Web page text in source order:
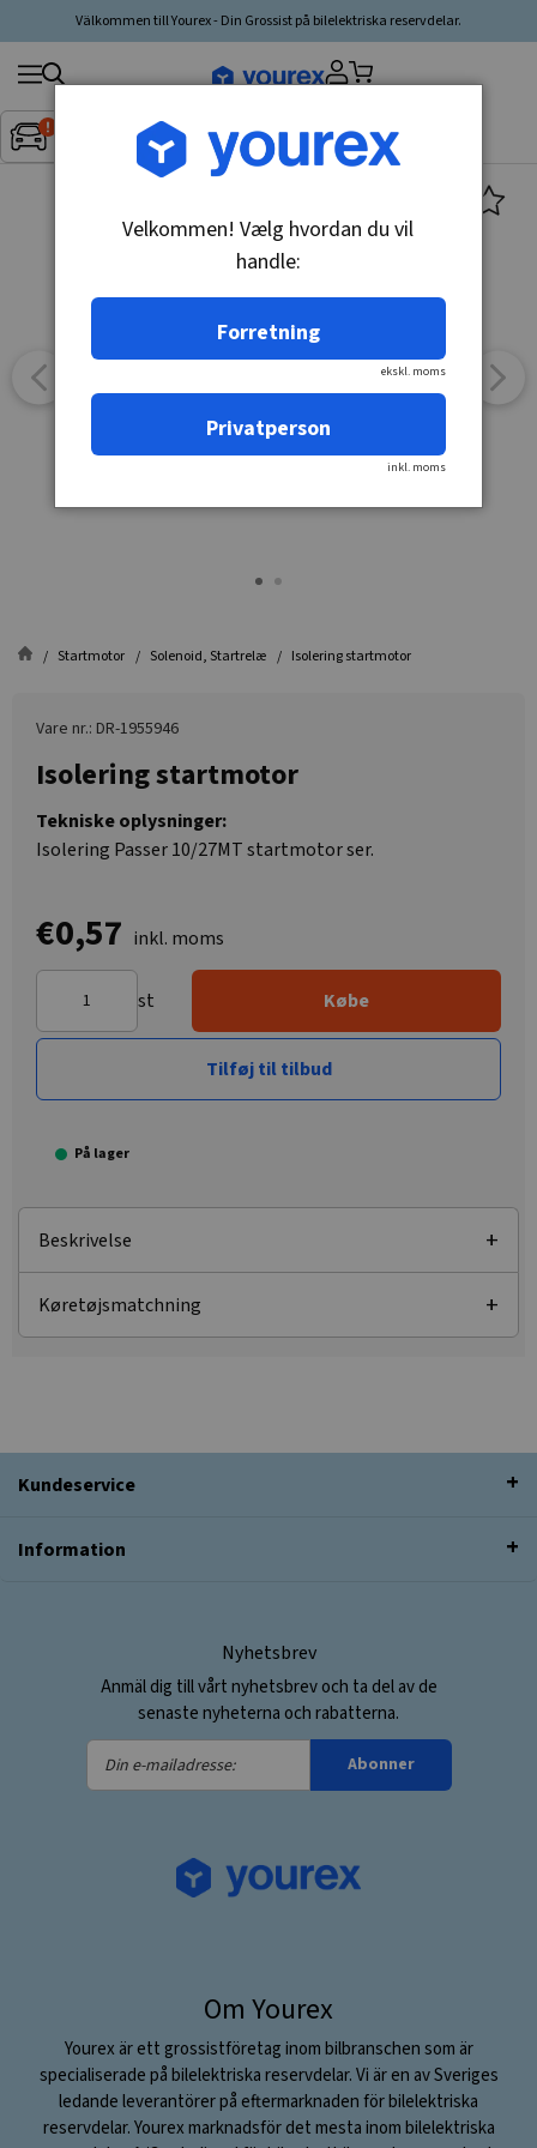
Välkommen till Yourex - Din Grossist på bilelektriska reservdelar.
Inget fordon valt▼
Søg
produkt,
producent,
Startmotor Solenoid, Startrelæ Isolering startmotor
Vare nr.: DR-1955946
Isolering startmotor
Tekniske oplysninger:
Isolering Passer 10/27MT startmotor ser.
€0,57 inkl. moms
st Købe
Tilføj til tilbud
På lager
Beskrivelse
Køretøjsmatchning
Kundeservice
Information
Nyhetsbrev
Anmäl dig till vårt nyhetsbrev och ta del av de
senaste nyheterna och rabatterna.
Din
e-
Abonner
Om Yourex
Yourex är ett grossistföretag inom bilbranschen som är
specialiserade på bilelektriska reservdelar. Vi är en av Sveriges
ledande leverantörer på eftermarknaden för bilelektriska
reservdelar. Yourex marknadsför det mesta inom bilelektriska
Velkommen! Vælg hvordan du vil
handle:
Forretning
ekskl. moms
Privatperson
inkl. moms